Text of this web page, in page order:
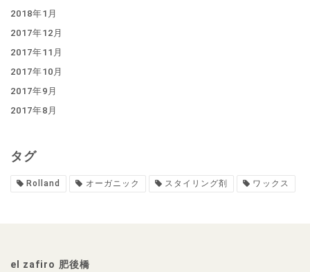
2018年1月
2017年12月
2017年11月
2017年10月
2017年9月
2017年8月
タグ
Rolland オーガニック スタイリング剤 ワックス
el zafiro 肥後橋